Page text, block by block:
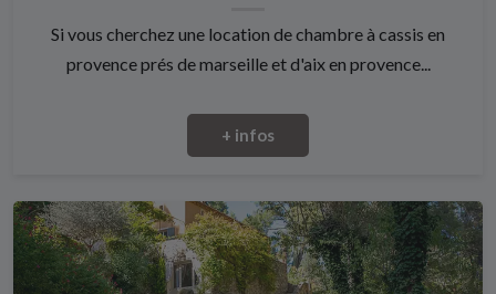
Si vous cherchez une location de chambre à cassis en
provence prés de marseille et d'aix en provence...
+ infos